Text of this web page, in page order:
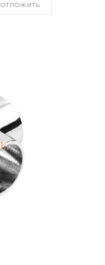
ОТЛОЖИТЬ